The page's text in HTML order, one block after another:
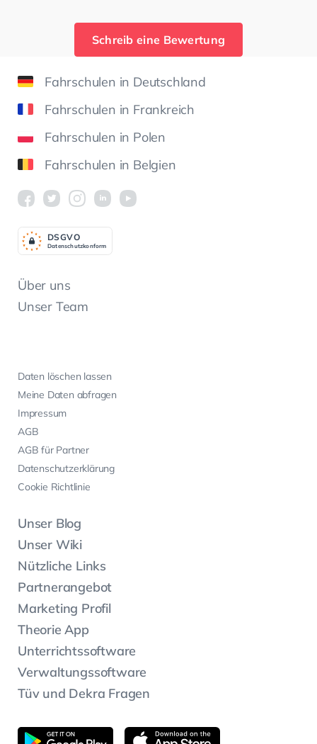
Schreib eine Bewertung
Fahrschulen in Deutschland
Fahrschulen in Frankreich
Fahrschulen in Polen
Fahrschulen in Belgien
Über uns
Unser Team
Daten löschen lassen
Meine Daten abfragen
Impressum
AGB
AGB für Partner
Datenschutzerklärung
Cookie Richtlinie
Unser Blog
Unser Wiki
Nützliche Links
Partnerangebot
Marketing Profil
Theorie App
Unterrichtssoftware
Verwaltungssoftware
Tüv und Dekra Fragen
Datenschutzkonform
DSGVO